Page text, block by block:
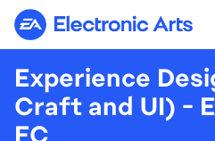
Electronic Arts
Experience
Craft and UI) -